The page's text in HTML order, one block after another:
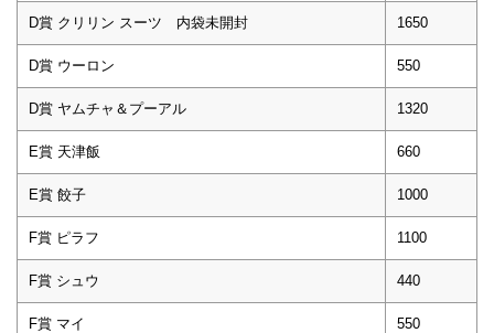
D賞 クリリン スーツ 内袋未開封 1650
D賞 ウーロン 550
D賞 ヤムチャ＆プーアル 1320
E賞 天津飯 660
E賞 餃子 1000
F賞 ピラフ 1100
F賞 シュウ 440
F賞 マイ 550